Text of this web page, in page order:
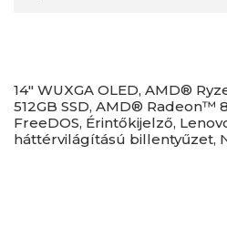
14" WUXGA OLED, AMD®
512GB SSD, AMD® Radeon™
FreeDOS, Érintőkijelző,
háttérvilágítású billentyűzet,